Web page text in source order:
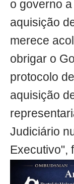
o governo
aquisição
merece
obrigar o
protocolo
aquisição
Judiciário
Executivo",